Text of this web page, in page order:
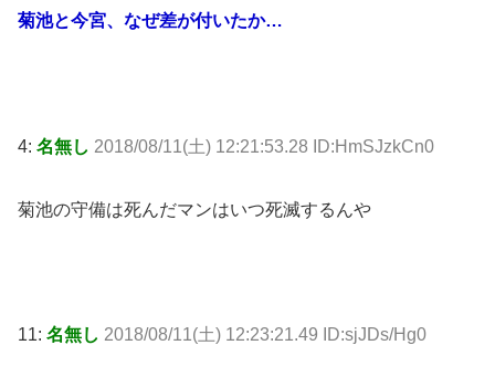
菊池と今宮、なぜ差が付いたか…
4: 名無し 2018/08/11(土) 12:21:53.28 ID:HmSJzkCn0
菊池の守備は死んだマンはいつ死滅するんや
11: 名無し 2018/08/11(土) 12:23:21.49 ID:sjJDs/Hg0